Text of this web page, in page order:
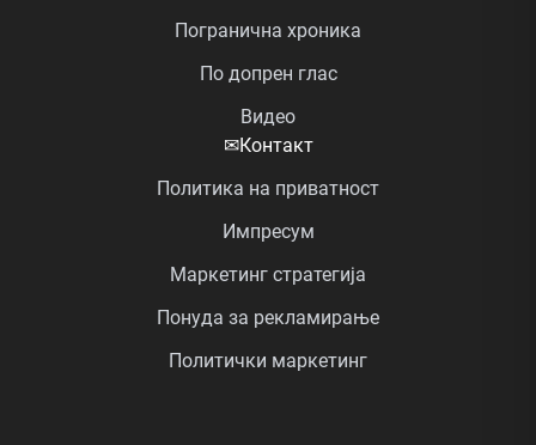
Погранична хроника
По допрен глас
Видео
✉Контакт
Политика на приватност
Импресум
Маркетинг стратегија
Понуда за рекламирање
Политички маркетинг